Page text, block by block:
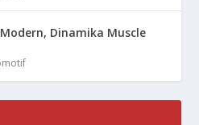
Dinamika Muscle